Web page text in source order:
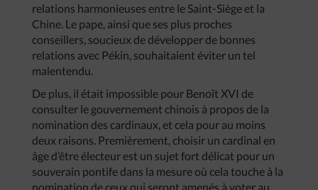
relations harmonieuses entre le Saint-Siège et la
Chine. Le pape, ainsi que ses plus proches
conseillers, soucieux de développer de bonnes
relations avec Pékin, souhaitaient éviter un tel
malentendu.
De plus, il était impossible pour Benoît XVI de
consulter le gouvernement chinois à propos de la
nomination des cardinaux, et cela pour au moins
deux raisons. Premièrement, choisir un cardinal en
âge d’être électeur est un sujet fort délicat pour un
souverain pontife dans la mesure où cela touche à la
nomination de ceux qui seront amenés à voter au